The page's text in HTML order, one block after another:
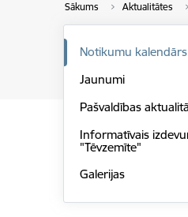
Sākums Aktualitātes
Notikumu kalendārs
Jaunumi
Pašvaldības
Informatīvais
"Tēvzemīte"
Galerijas